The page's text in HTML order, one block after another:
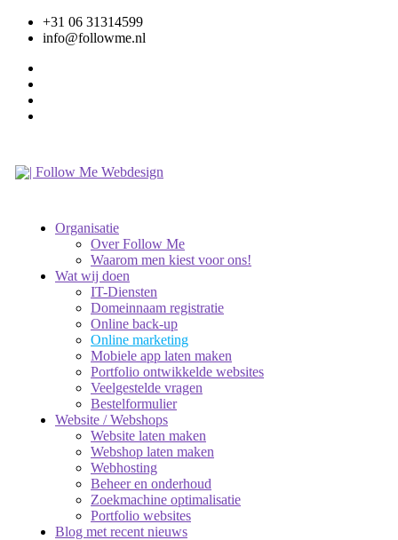
+31 06 31314599
info@followme.nl
Organisatie
Over Follow Me
Waarom men kiest voor ons!
Wat wij doen
IT-Diensten
Domeinnaam registratie
Online back-up
Online marketing
Mobiele app laten maken
Portfolio ontwikkelde websites
Veelgestelde vragen
Bestelformulier
Website / Webshops
Website laten maken
Webshop laten maken
Webhosting
Beheer en onderhoud
Zoekmachine optimalisatie
Portfolio websites
Blog met recent nieuws